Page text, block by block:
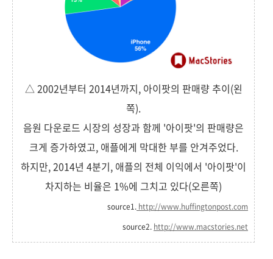
△ 2002년부터 2014년까지, 아이팟의 판매량 추이(왼
쪽).
음원 다운로드 시장의 성장과 함께 '아이팟'의 판매량은
크게 증가하였고, 애플에게 막대한 부를 안겨주었다.
하지만, 2014년 4분기, 애플의 전체 이익에서 '아이팟'이
차지하는 비율은 1%에 그치고 있다(오른쪽)
source1. http://www.huffingtonpost.com
source2. http://www.macstories.net